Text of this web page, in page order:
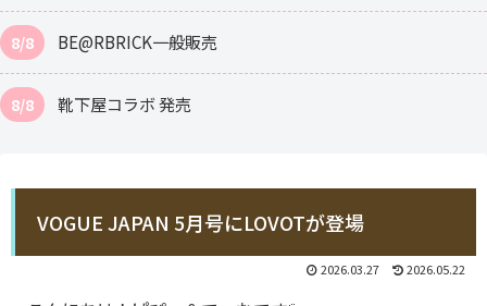
8/8 BE@RBRICK一般販売
8/8 靴下屋コラボ 発売
VOGUE JAPAN 5月号にLOVOTが登場
2026.03.27 2026.05.22